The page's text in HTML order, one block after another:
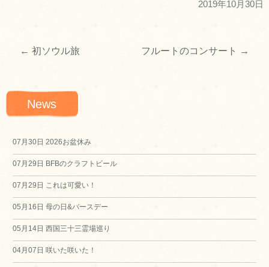
2019年10月30日
投
ナ
ビ
ー
シ
← 初ソウル旅 フルートのコンサート →
News
07月30日 2026お盆休み
07月29日 BFBのクラフトビール
07月29日 これは可愛い！
05月16日 母の日&バースデー
05月14日 西国三十三霊場巡り
04月07日 咲いた咲いた！